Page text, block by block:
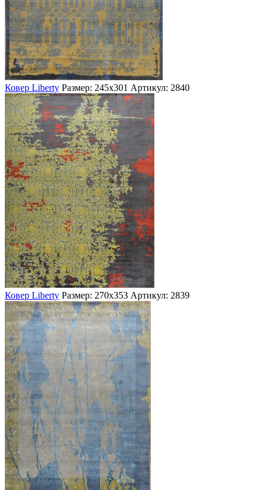
Ковер Liberty Размер: 245х301 Артикул: 2840
Ковер Liberty Размер: 270х353 Артикул: 2839